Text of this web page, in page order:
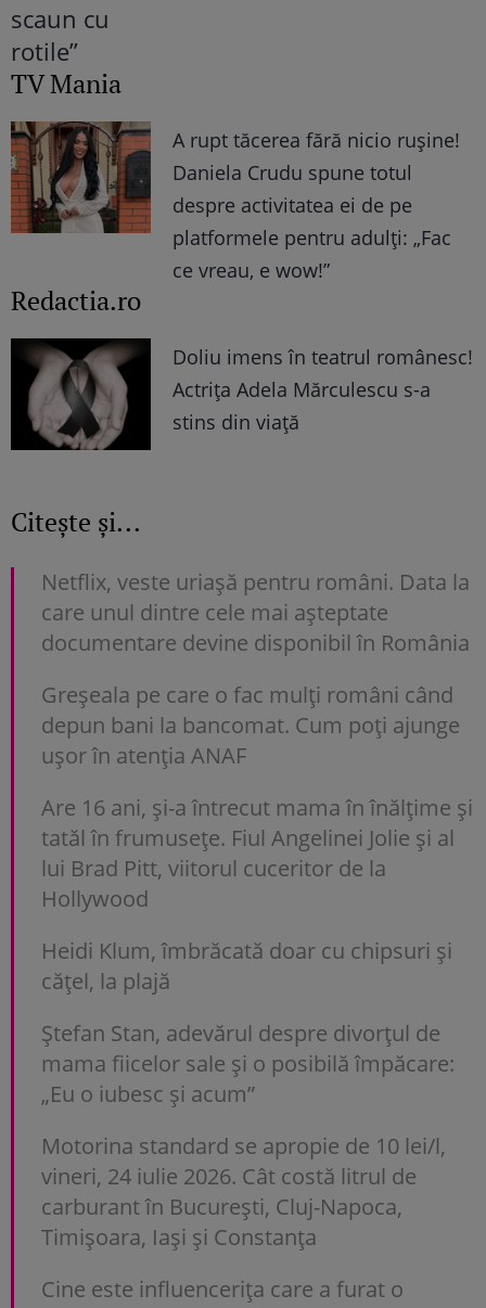
TV Mania
A rupt tăcerea fără nicio rușine!
Daniela Crudu spune totul
despre activitatea ei de pe
platformele pentru adulți: „Fac
ce vreau, e wow!”
Redactia.ro
Doliu imens în teatrul românesc!
Actrița Adela Mărculescu s-a
stins din viață
Citește și...
Netflix, veste uriașă pentru români. Data la
care unul dintre cele mai așteptate
documentare devine disponibil în România
Greșeala pe care o fac mulți români când
depun bani la bancomat. Cum poți ajunge
uşor în atenția ANAF
Are 16 ani, și-a întrecut mama în înălțime și
tatăl în frumusețe. Fiul Angelinei Jolie și al
lui Brad Pitt, viitorul cuceritor de la
Hollywood
Heidi Klum, îmbrăcată doar cu chipsuri și
cățel, la plajă
Ștefan Stan, adevărul despre divorțul de
mama fiicelor sale și o posibilă împăcare:
„Eu o iubesc și acum”
Motorina standard se apropie de 10 lei/l,
vineri, 24 iulie 2026. Cât costă litrul de
carburant în București, Cluj-Napoca,
Timișoara, Iași și Constanța
Cine este influencerița care a furat o